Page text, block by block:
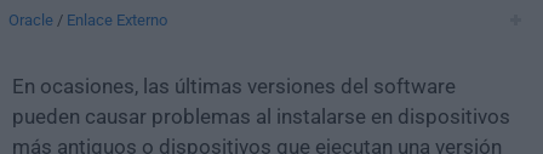
Oracle / Enlace Externo
En ocasiones, las últimas versiones del software
pueden causar problemas al instalarse en dispositivos
más antiguos o dispositivos que ejecutan una versión